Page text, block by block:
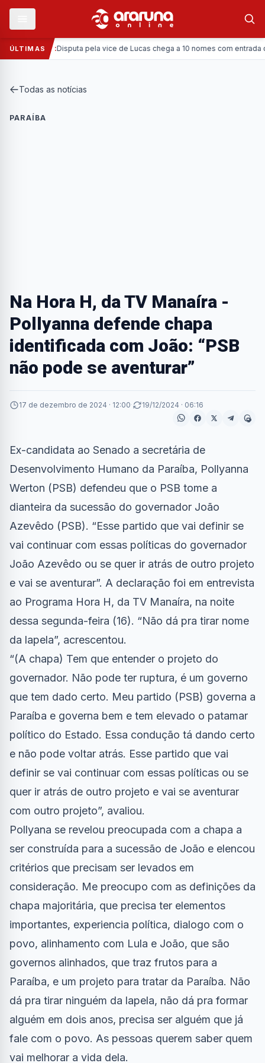
ÚLTIMAS
Política: Disputa pela vice de Lucas chega a 10 nomes com entrada
Todas as notícias
PARAÍBA
Na Hora H, da TV Manaíra -
Pollyanna defende chapa
identificada com João: “PSB
não pode se aventurar”
17 de dezembro de 2024 · 12:00· 19/12/2024 · 06:16
Ex-candidata ao Senado a secretária de
Desenvolvimento Humano da Paraíba, Pollyanna
Werton (PSB) defendeu que o PSB tome a
dianteira da sucessão do governador João
Azevêdo (PSB). “Esse partido que vai definir se
vai continuar com essas políticas do governador
João Azevêdo ou se quer ir atrás de outro projeto
e vai se aventurar”. A declaração foi em entrevista
ao Programa Hora H, da TV Manaíra, na noite
dessa segunda-feira (16). “Não dá pra tirar nome
da lapela”, acrescentou.
“(A chapa) Tem que entender o projeto do
governador. Não pode ter ruptura, é um governo
que tem dado certo. Meu partido (PSB) governa a
Paraíba e governa bem e tem elevado o patamar
político do Estado. Essa condução tá dando certo
e não pode voltar atrás. Esse partido que vai
definir se vai continuar com essas políticas ou se
quer ir atrás de outro projeto e vai se aventurar
com outro projeto”, avaliou.
Pollyana se revelou preocupada com a chapa a
ser construída para a sucessão de João e elencou
critérios que precisam ser levados em
consideração. Me preocupo com as definições da
chapa majoritária, que precisa ter elementos
importantes, experiencia política, dialogo com o
povo, alinhamento com Lula e João, que são
governos alinhados, que traz frutos para a
Paraíba, e um projeto para tratar da Paraíba. Não
dá pra tirar ninguém da lapela, não dá pra formar
alguém em dois anos, precisa ser alguém que já
fale com o povo. As pessoas querem saber quem
vai melhorar a vida dela.